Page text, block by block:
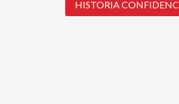
HISTORIA